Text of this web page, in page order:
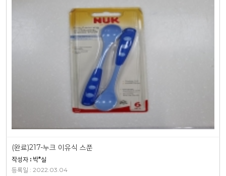
(완료)217-누크 이유식 스푼
작성자 : 박*실
등록일 : 2022.03.04